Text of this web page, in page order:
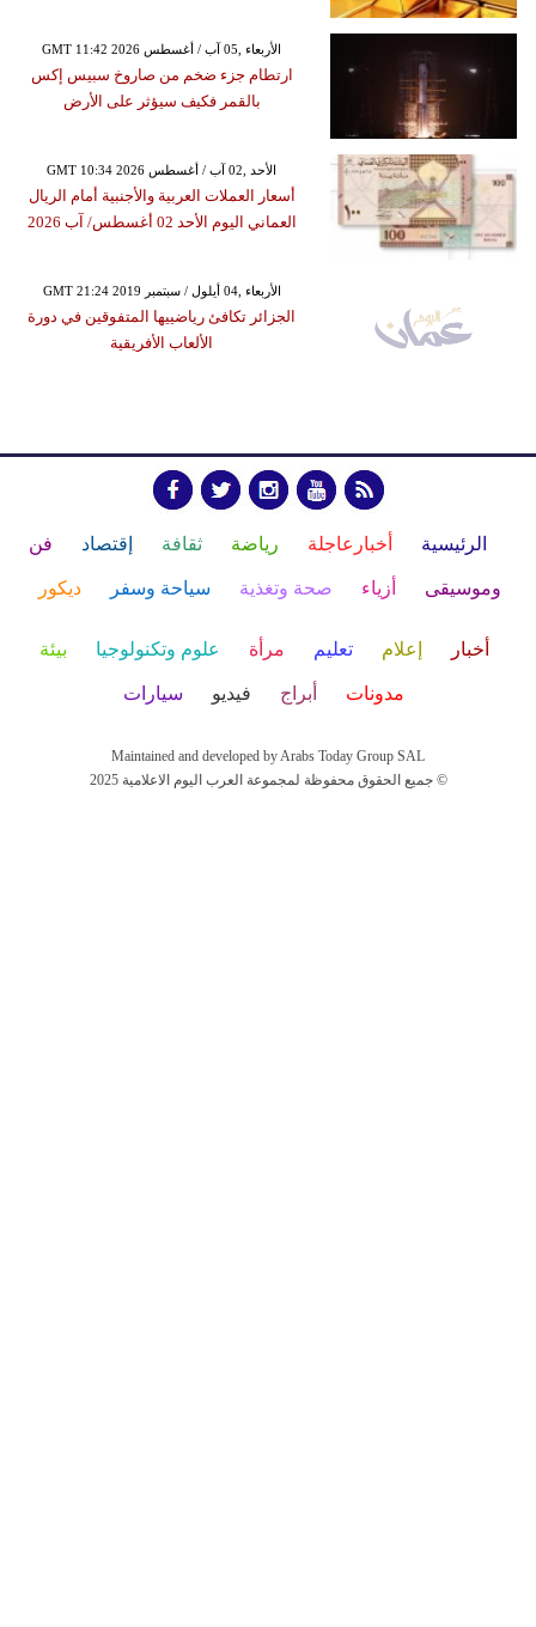
GMT 11:42 2026 الأربعاء ,05 آب / أغسطس
ارتطام جزء ضخم من صاروخ سبيس إكس
بالقمر فكيف سيؤثر على الأرض
GMT 10:34 2026 الأحد ,02 آب / أغسطس
أسعار العملات العربية والأجنبية أمام الريال
العماني اليوم الأحد 02 أغسطس/ آب 2026
GMT 21:24 2019 الأربعاء ,04 أيلول / سبتمبر
الجزائر تكافئ رياضييها المتفوقين في دورة
الألعاب الأفريقية
الرئيسية أخبارعاجلة رياضة ثقافة إقتصاد فن
وموسيقى أزياء صحة وتغذية سياحة وسفر ديكور
أخبار إعلام تعليم مرأة علوم وتكنولوجيا بيئة
مدونات أبراج فيديو سيارات
Maintained and developed by Arabs Today Group SAL
جميع الحقوق محفوظة لمجموعة العرب اليوم الاعلامية 2025 ©